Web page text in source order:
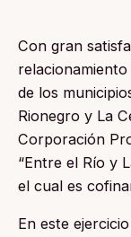
Con gran
de los
Rionegro y La
Corporación
“Entre el Río y
el cual es
En este